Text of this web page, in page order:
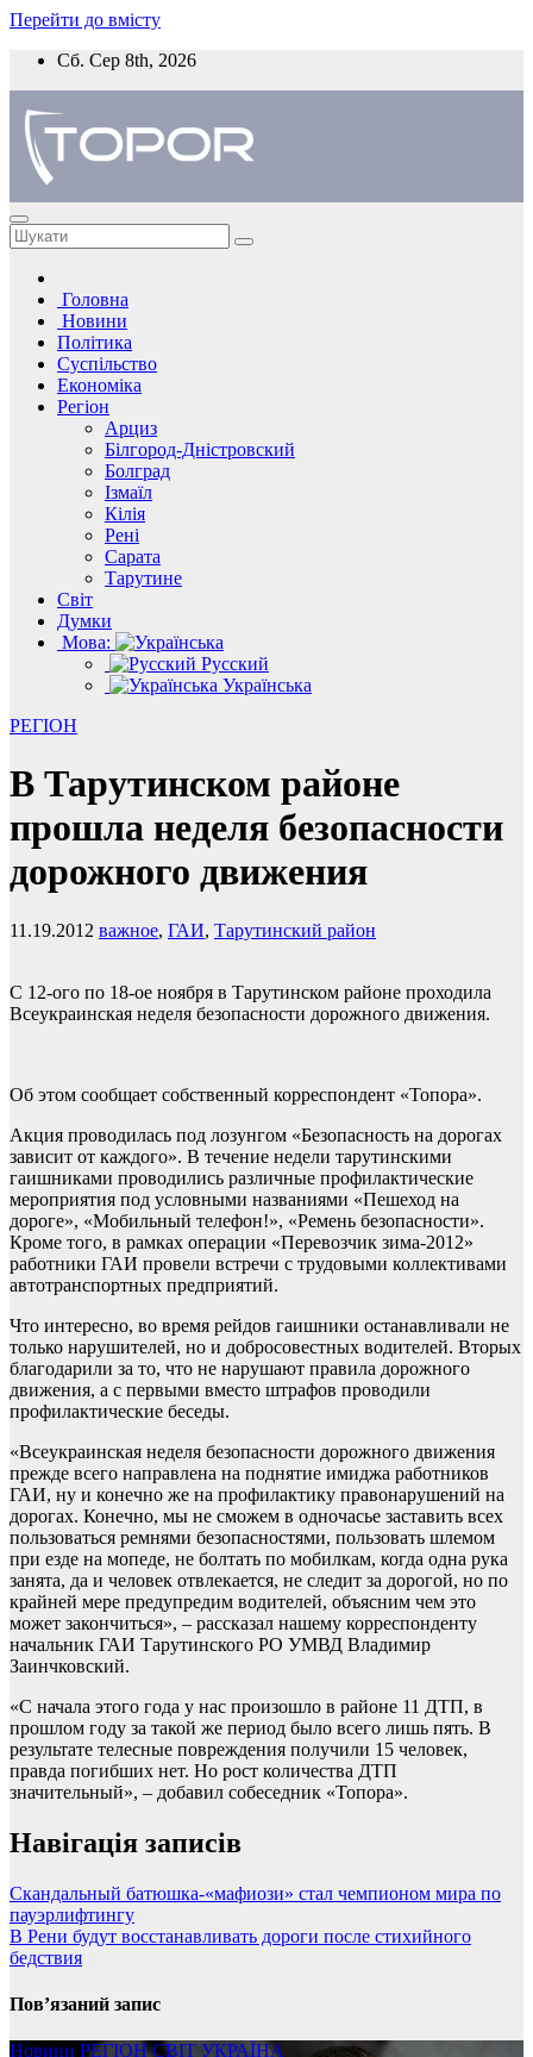
Перейти до вмісту
Сб. Сер 8th, 2026
Головна
Новини
Політика
Суспільство
Економіка
Регіон
Арциз
Білгород-Дністровский
Болград
Ізмаїл
Кілія
Рені
Сарата
Тарутине
Світ
Думки
Мова:
Русский
Українська
РЕГІОН
В Тарутинском районе
прошла неделя безопасности
дорожного движения
11.19.2012 важное, ГАИ, Тарутинский район
С 12-ого по 18-ое ноября в Тарутинском районе проходила
Всеукраинская неделя безопасности дорожного движения.
Об этом сообщает собственный корреспондент «Топора».
Акция проводилась под лозунгом «Безопасность на дорогах
зависит от каждого». В течение недели тарутинскими
гаишниками проводились различные профилактические
мероприятия под условными названиями «Пешеход на
дороге», «Мобильный телефон!», «Ремень безопасности».
Кроме того, в рамках операции «Перевозчик зима-2012»
работники ГАИ провели встречи с трудовыми коллективами
автотранспортных предприятий.
Что интересно, во время рейдов гаишники останавливали не
только нарушителей, но и добросовестных водителей. Вторых
благодарили за то, что не нарушают правила дорожного
движения, а с первыми вместо штрафов проводили
профилактические беседы.
«Всеукраинская неделя безопасности дорожного движения
прежде всего направлена на поднятие имиджа работников
ГАИ, ну и конечно же на профилактику правонарушений на
дорогах. Конечно, мы не сможем в одночасье заставить всех
пользоваться ремнями безопасностями, пользовать шлемом
при езде на мопеде, не болтать по мобилкам, когда одна рука
занята, да и человек отвлекается, не следит за дорогой, но по
крайней мере предупредим водителей, объясним чем это
может закончиться», – рассказал нашему корреспонденту
начальник ГАИ Тарутинского РО УМВД Владимир
Заинчковский.
«С начала этого года у нас произошло в районе 11 ДТП, в
прошлом году за такой же период было всего лишь пять. В
результате телесные повреждения получили 15 человек,
правда погибших нет. Но рост количества ДТП
значительный», – добавил собеседник «Топора».
Навігація записів
Скандальный батюшка-«мафиози» стал чемпионом мира по
пауэрлифтингу
В Рени будут восстанавливать дороги после стихийного
бедствия
Пов’язаний запис
Новини РЕГІОНСВІТ УКРАЇНА